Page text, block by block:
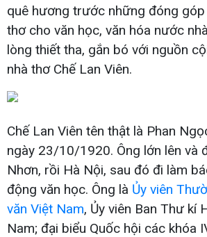
quê hương trước những đóng
thơ cho văn học, văn hóa nước
lòng thiết tha, gắn bó với nguồn
nhà thơ Chế Lan Viên.
Chế Lan Viên tên thật là Phan
ngày 23/10/1920. Ông lớn lên và
Nhơn, rồi Hà Nội, sau đó đi làm
động văn học. Ông là Ủy viên
văn Việt Nam, Ủy viên Ban Thư kí
Nam; đại biểu Quốc hội các khóa